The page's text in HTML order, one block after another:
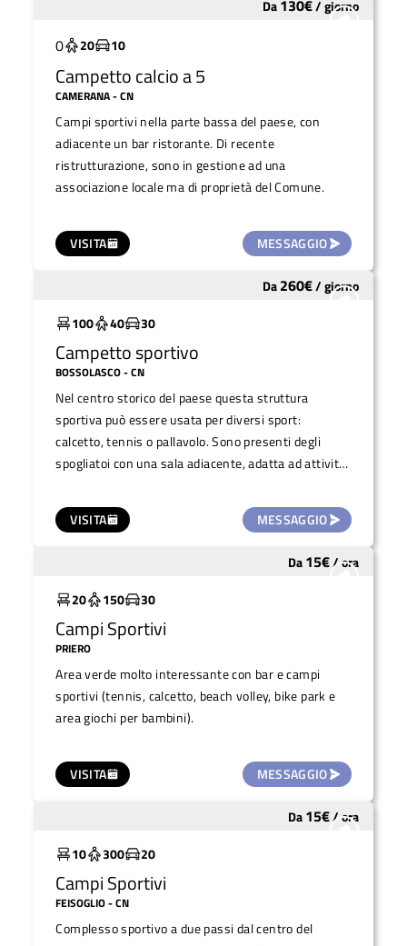
VISITA MESSAGGIO
Da 130€/giorno
0 20 10
Campetto calcio a 5
CAMERANA- CN
Campi sportivi nella parte bassa del paese, con
adiacente un bar ristorante. Di recente
ristrutturazione, sono in gestione ad una
associazione locale ma di proprietà del Comune.
VISITA MESSAGGIO
Da 260€/giorno
100
40 30
Campetto sportivo
BOSSOLASCO- CN
Nel centro storico del paese questa struttura
sportiva può essere usata per diversi sport:
calcetto, tennis o pallavolo. Sono presenti degli
spogliatoi con una sala adiacente, adatta ad attività
spogliatoi è un ampio terrazzo che affaccia sulle
colline. La struttura è moderna e viene usata
VISITA MESSAGGIO
Da 15€/ora
20
150 30
Campi Sportivi
PRIERO
Area verde molto interessante con bar e campi
sportivi (tennis, calcetto, beach volley, bike park e
area giochi per bambini).
Da 15€/ora
10
300 20
Campi Sportivi
FEISOGLIO- CN
Complesso sportivo a due passi dal centro del